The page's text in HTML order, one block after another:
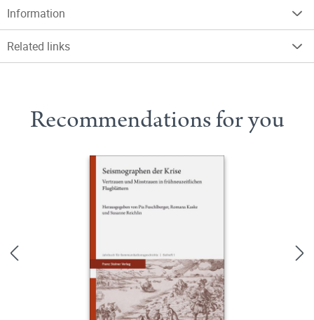
Information
Related links
Recommendations for you